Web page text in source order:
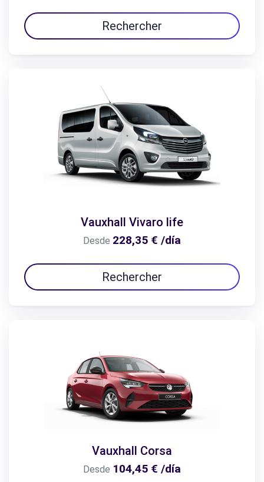
Rechercher
Vauxhall Vivaro life
Desde 228,35 € /día
Rechercher
Vauxhall Corsa
Desde 104,45 € /día